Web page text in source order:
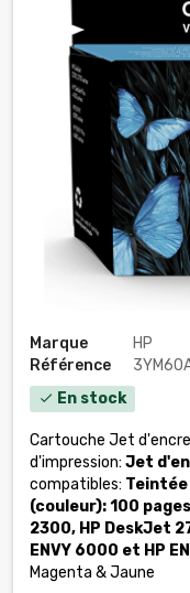
Marque
HP
Référence
check En stock
Cartouche Jet d'encre
d'impression: Jet
compatibles: Teintée
(couleur):100 pages
2300, HP DeskJet
ENVY 6000 et HP
Magenta & Jaune